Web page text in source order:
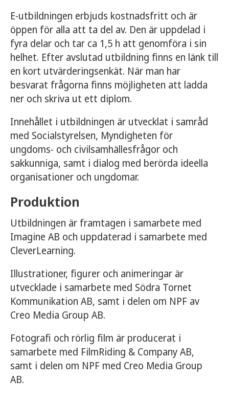
E-utbildningen erbjuds kostnadsfritt och är
öppen för alla att ta del av. Den är uppdelad i
fyra delar och tar ca 1,5 h att genomföra i sin
helhet. Efter avslutad utbildning finns en länk till
en kort utvärderingsenkät. När man har
besvarat frågorna finns möjligheten att ladda
ner och skriva ut ett diplom.
Innehållet i utbildningen är utvecklat i samråd
med Socialstyrelsen, Myndigheten för
ungdoms- och civilsamhällesfrågor och
sakkunniga, samt i dialog med berörda ideella
organisationer och ungdomar.
Produktion
Utbildningen är framtagen i samarbete med
Imagine AB och uppdaterad i samarbete med
CleverLearning.
Illustrationer, figurer och animeringar är
utvecklade i samarbete med Södra Tornet
Kommunikation AB, samt i delen om NPF av
Creo Media Group AB.
Fotografi och rörlig film är producerat i
samarbete med FilmRiding & Company AB,
samt i delen om NPF med Creo Media Group
AB.